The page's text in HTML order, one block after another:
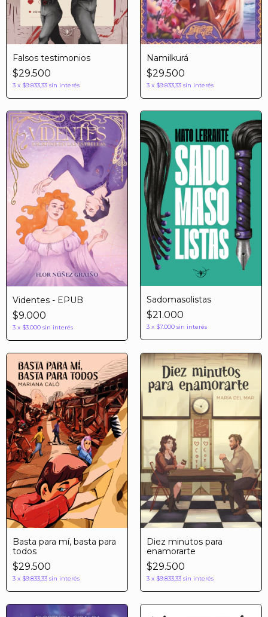
Falsos testimonios
$29.500
3 x $9.833,33 sin interés
Namilkurá
$29.500
3 x $9.833,33 sin interés
Videntes - EPUB
$9.000
3 x $3.000 sin interés
Sadomasolistas
$21.000
3 x $7.000 sin interés
Basta para mí, basta para
todos
$29.500
3 x $9.833,33 sin interés
Diez minutos para
enamorarte
$29.500
3 x $9.833,33 sin interés